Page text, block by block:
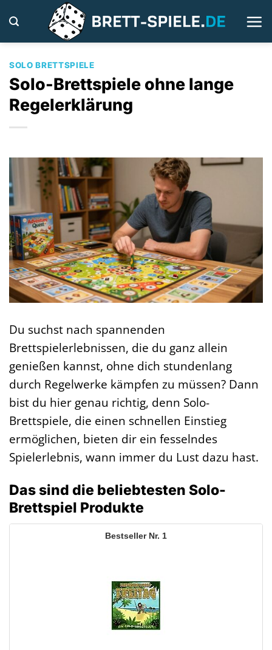
Inhalt
springen
SOLO BRETTSPIELE
Solo-Brettspiele ohne lange
Regelerklärung
Du suchst nach spannenden
Brettspielerlebnissen, die du ganz allein
genießen kannst, ohne dich stundenlang
durch Regelwerke kämpfen zu müssen? Dann
bist du hier genau richtig, denn Solo-
Brettspiele, die einen schnellen Einstieg
ermöglichen, bieten dir ein fesselndes
Spielerlebnis, wann immer du Lust dazu hast.
Das sind die beliebtesten Solo-
Brettspiel Produkte
1